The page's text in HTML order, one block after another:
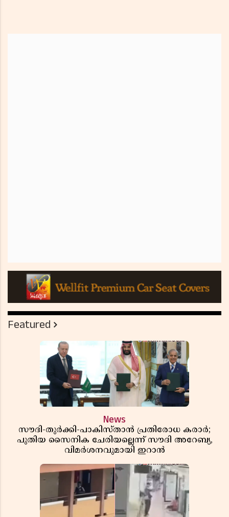
Featured
News
സൗദി-തുർക്കി-പാകിസ്താൻ പ്രതിരോധ കരാർ;
പുതിയ സൈനിക ചേരിയല്ലെന്ന് സൗദി അറേബ്യ,
വിമർശനവുമായി ഇറാൻ